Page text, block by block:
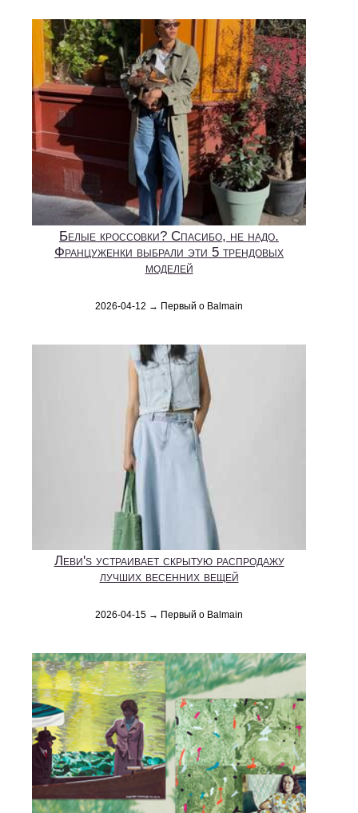
Белые кроссовки? Спасибо, не надо.
Француженки выбрали эти 5 трендовых
моделей
2026-04-12 → Первый о Balmain
Леви's устраивает скрытую распродажу
лучших весенних вещей
2026-04-15 → Первый о Balmain